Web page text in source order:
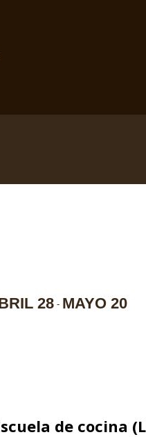
28 - MAYO 20
de cocina